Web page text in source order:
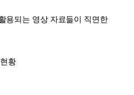
용되는 영상 자료들이 직면한
황